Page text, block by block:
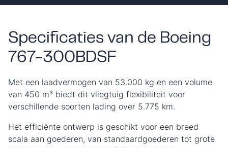
Specificaties van de Boeing
767-300BDSF
Met een laadvermogen van 53.000 kg en een volume
van 450 m³ biedt dit vliegtuig flexibiliteit voor
verschillende soorten lading over 5.775 km.
Het efficiënte ontwerp is geschikt voor een breed
scala aan goederen, van standaardgoederen tot grote